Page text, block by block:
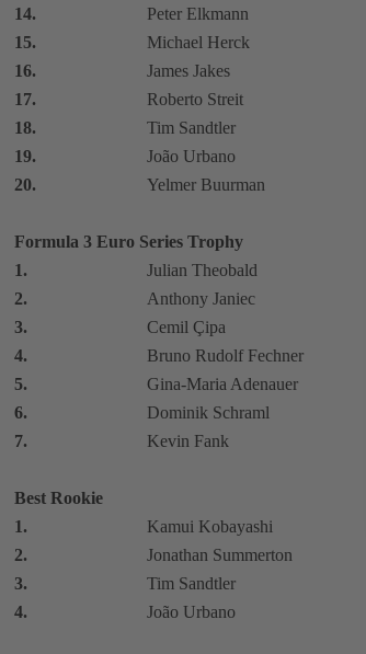
14.
Peter Elkmann
15.
Michael Herck
16.
James Jakes
17.
Roberto Streit
18.
Tim Sandtler
19.
João Urbano
20.
Yelmer Buurman
Formula 3 Euro Series Trophy
1.
Julian Theobald
2.
Anthony Janiec
3.
Cemil Çipa
4.
Bruno Rudolf Fechner
5.
Gina-Maria Adenauer
6.
Dominik Schraml
7.
Kevin Fank
Best Rookie
1.
Kamui Kobayashi
2.
Jonathan Summerton
3.
Tim Sandtler
4.
João Urbano